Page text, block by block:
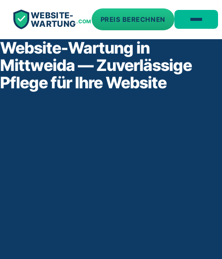
WEBSITE-
WARTUNG.COM PREIS BERECHNEN
Website-Wartung in
Mittweida — Zuverlässige
Pflege für Ihre Website